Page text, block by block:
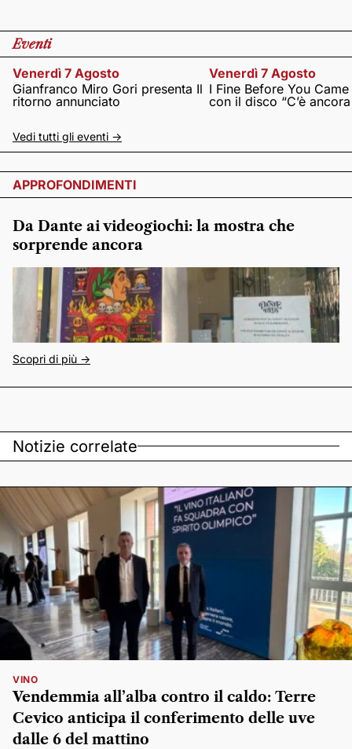
Eventi
Venerdì 7 Agosto
Gianfranco Miro Gori presenta Il
ritorno annunciato
Venerdì 7 Agosto
I Fine Before You
con il disco “C’è
Vedi tutti gli eventi ->
APPROFONDIMENTI
Da Dante ai videogiochi: la mostra che
sorprende ancora
Scopri di più ->
Notizie correlate
VINO
Vendemmia all’alba contro il caldo: Terre
Cevico anticipa il conferimento delle uve
dalle 6 del mattino